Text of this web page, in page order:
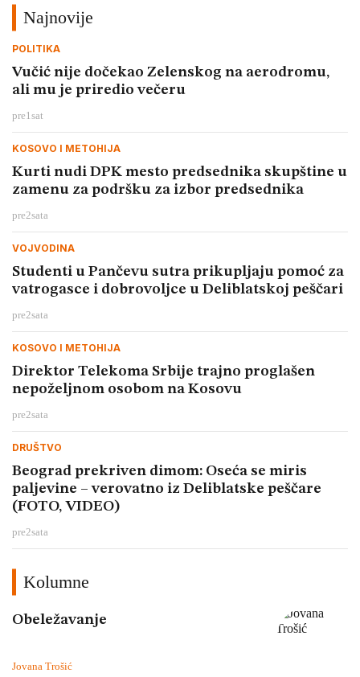
Najnovije
POLITIKA
Vučić nije dočekao Zelenskog na aerodromu,
ali mu je priredio večeru
pre1sat
KOSOVO I METOHIJA
Kurti nudi DPK mesto predsednika skupštine u
zamenu za podršku za izbor predsednika
pre2sata
VOJVODINA
Studenti u Pančevu sutra prikupljaju pomoć za
vatrogasce i dobrovoljce u Deliblatskoj peščari
pre2sata
KOSOVO I METOHIJA
Direktor Telekoma Srbije trajno proglašen
nepoželjnom osobom na Kosovu
pre2sata
DRUŠTVO
Beograd prekriven dimom: Oseća se miris
paljevine – verovatno iz Deliblatske peščare
(FOTO, VIDEO)
pre2sata
Kolumne
Obeležavanje
Jovana Trošić